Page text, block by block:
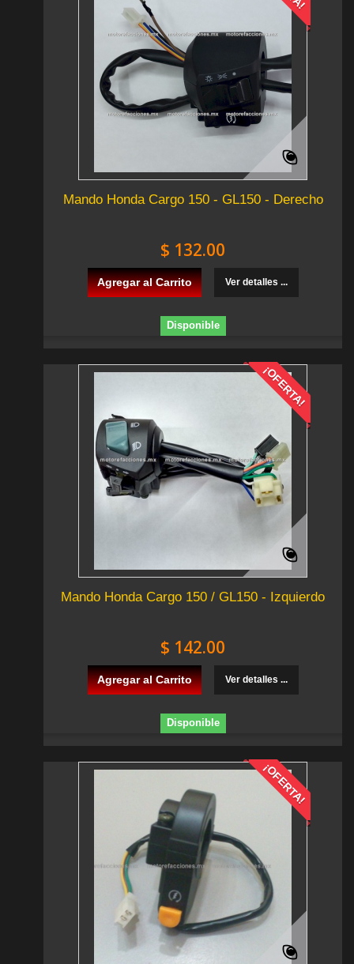
Mando Honda Cargo 150 - GL150 - Derecho
$ 132.00
Agregar al Carrito Ver detalles ...
Disponible
¡OFERTA!
Mando Honda Cargo 150 / GL150 - Izquierdo
$ 142.00
Agregar al Carrito Ver detalles ...
Disponible
¡OFERTA!